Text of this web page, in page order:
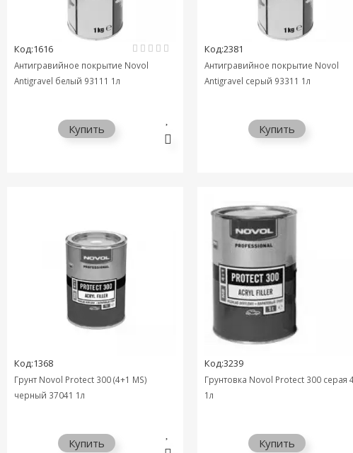
Код:1616
Антигравийное покрытие Novol
Antigravel белый 93111 1л
Купить
Код:2381
Антигравийное покрытие Novol
Antigravel серый 93311 1л
Купить
Код:1368
Грунт Novol Protect 300 (4+1 MS)
черный 37041 1л
Купить
Код:3239
Грунтовка Novol Protect 300 серая
1л
Купить